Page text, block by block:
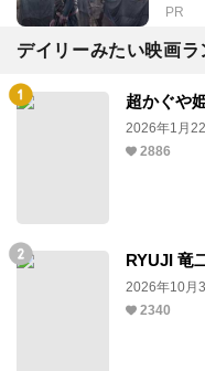
PR
デイリーみたい映画ラ
超かぐや
2026年1月
2886
RYUJI 竜
2026年10月
2340